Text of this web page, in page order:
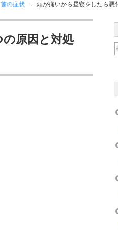
の症状 頭が痛いから昼寝をしたら悪
原因と対処